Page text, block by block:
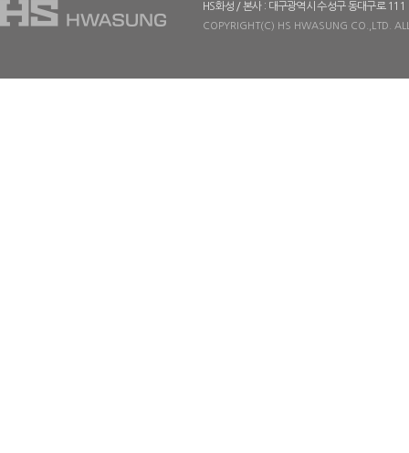
HS화성 / 본사 : 대구광역시 수성구 동대구로 111
COPYRIGHT(C) HS HWASUNG CO.,LTD.